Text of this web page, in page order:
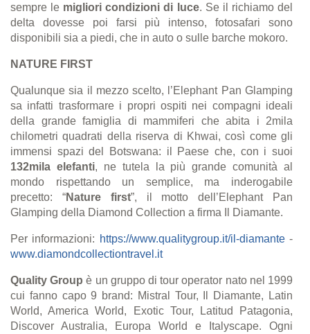
sempre le migliori condizioni di luce. Se il richiamo del
delta dovesse poi farsi più intenso, fotosafari sono
disponibili sia a piedi, che in auto o sulle barche mokoro.
NATURE FIRST
Qualunque sia il mezzo scelto, l’Elephant Pan Glamping
sa infatti trasformare i propri ospiti nei compagni ideali
della grande famiglia di mammiferi che abita i 2mila
chilometri quadrati della riserva di Khwai, così come gli
immensi spazi del Botswana: il Paese che, con i suoi
132mila elefanti, ne tutela la più grande comunità al
mondo rispettando un semplice, ma inderogabile
precetto: “Nature first”, il motto dell’Elephant Pan
Glamping della Diamond Collection a firma Il Diamante.
Per informazioni: https://www.qualitygroup.it/il-diamante-
www.diamondcollectiontravel.it
Quality Groupè un gruppo di tour operator nato nel 1999
cui fanno capo 9 brand: Mistral Tour, Il Diamante, Latin
World, America World, Exotic Tour, Latitud Patagonia,
Discover Australia, Europa World e Italyscape. Ogni